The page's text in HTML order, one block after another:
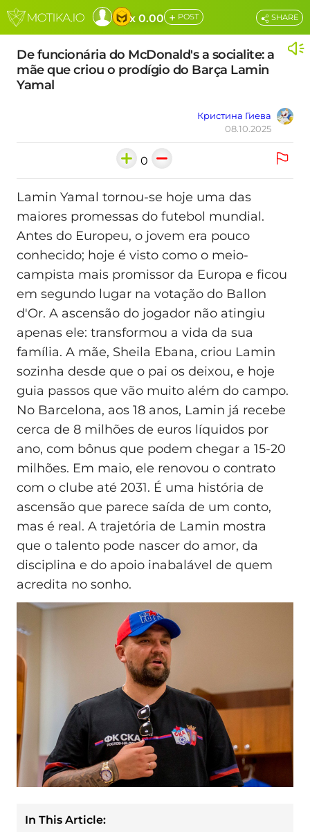
x 0.00 + POST
De funcionária do McDonald's a socialite: a
mãe que criou o prodígio do Barça Lamin
Yamal
Кристина Гиева
08.10.2025
SHARE
0
Lamin Yamal tornou-se hoje uma das
maiores promessas do futebol mundial.
Antes do Europeu, o jovem era pouco
conhecido; hoje é visto como o meio-
campista mais promissor da Europa e ficou
em segundo lugar na votação do Ballon
d'Or. A ascensão do jogador não atingiu
apenas ele: transformou a vida da sua
família. A mãe, Sheila Ebana, criou Lamin
sozinha desde que o pai os deixou, e hoje
guia passos que vão muito além do campo.
No Barcelona, aos 18 anos, Lamin já recebe
cerca de 8 milhões de euros líquidos por
ano, com bônus que podem chegar a 15-20
milhões. Em maio, ele renovou o contrato
com o clube até 2031. É uma história de
ascensão que parece saída de um conto,
mas é real. A trajetória de Lamin mostra
que o talento pode nascer do amor, da
disciplina e do apoio inabalável de quem
acredita no sonho.
In This Article: